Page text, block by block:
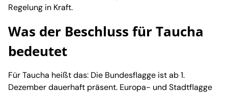
Regelung in Kraft.
Was der Beschluss für Taucha
bedeutet
Für Taucha heißt das: Die Bundesflagge ist ab 1.
Dezember dauerhaft präsent. Europa- und Stadtflagge